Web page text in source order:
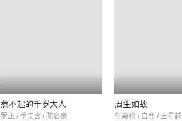
惹不起的千岁大人
罗正 / 季美含 / 陈名豪
周生如故
任嘉伦 / 白鹿 / 王星越